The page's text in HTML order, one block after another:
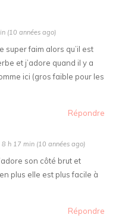
(10 années ago)
super faim alors qu’il est
et j’adore quand il y a
ici (gros faible pour les
Répondre
h 17 min (10 années ago)
son côté brut et
plus elle est plus facile à
Répondre